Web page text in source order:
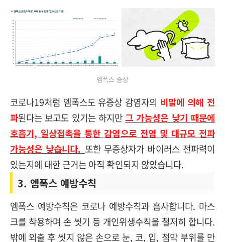
엠폭스 증상
코로나19처럼 엠폭스도 유증상 감염자의 비말에 의해 전
파된다는 보고도 있기는 하지만 그 가능성은 낮기 때문에
호흡기, 일상접촉을 통한 감염으로 전염 및 대규모 전파
가능성은 낮습니다. 또한 무증상자가 바이러스 전파력이
있는지에 대한 근거는 아직 확인되지 않았습니다.
3. 엠폭스 예방수칙
엠폭스 예방수칙은 코로나 예방수칙과 흡사합니다. 마스
크를 착용하며 손 씻기 등 개인위생수칙을 철저히 합니다.
밖에 외출 후 씻지 않은 손으로 눈, 코, 입, 점막 부위를 만